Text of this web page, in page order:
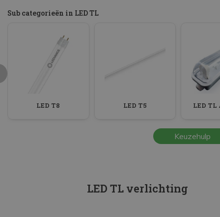
Sub categorieën in LED TL
LED T8 LED T5 LED
Beantwoord een paar vragen en vind de beste
lamp voor jou in LED TL verlichting.
Keuzehulp
LED TL verlichting